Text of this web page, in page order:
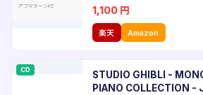
1,100 円
楽天 Amazon
CD
STUDIO GHIBLI -
PIANO COLLECTION -